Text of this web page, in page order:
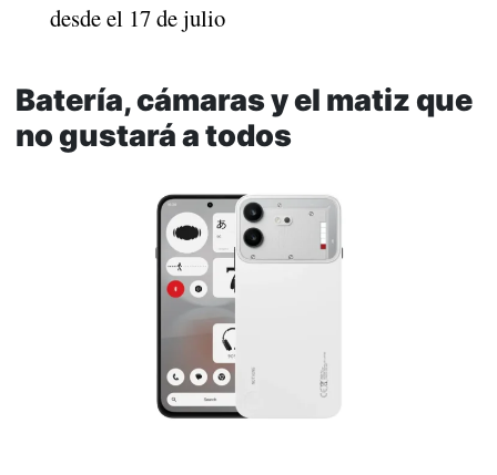
desde el 17 de julio
Batería, cámaras y el matiz que
no gustará a todos